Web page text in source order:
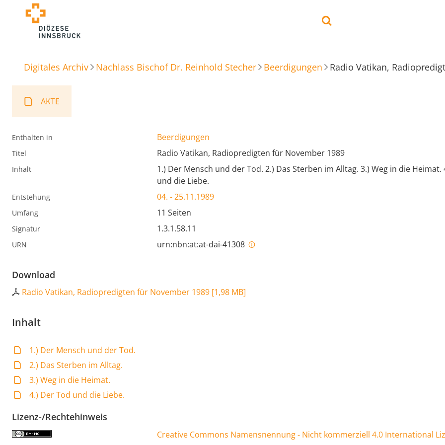
Digitales Archiv Nachlass Bischof Dr. Reinhold Stecher Beerdigungen Radio Vatikan,
AKTE
Enthalten in Beerdigungen
Titel Radio Vatikan, Radiopredigten für November 1989
Inhalt
1.) Der Mensch und der Tod. 2.) Das Sterben im Alltag. 3.) Weg in die Heimat.
und die Liebe.
Entstehung 04. - 25.11.1989
Umfang 11 Seiten
Signatur 1.3.1.58.11
URN urn:nbn:at:at-dai-41308
Download
Radio Vatikan, Radiopredigten für November 1989 [1,98 MB]
Inhalt
1.) Der Mensch und der Tod.
2.) Das Sterben im Alltag.
3.) Weg in die Heimat.
4.) Der Tod und die Liebe.
Lizenz-/Rechtehinweis
Creative Commons Namensnennung - Nicht kommerziell 4.0 International